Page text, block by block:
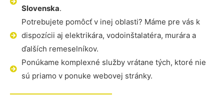
Slovenska.
Potrebujete pomôcť v inej oblasti? Máme pre vás k
dispozícii aj elektrikára, vodoinštalatéra, murára a
ďalších remeselníkov.
Ponúkame komplexné služby vrátane tých, ktoré nie
sú priamo v ponuke webovej stránky.